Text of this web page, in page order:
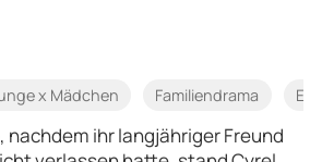
x Mädchen Familiendrama Ehe
nachdem ihr langjähriger Freund